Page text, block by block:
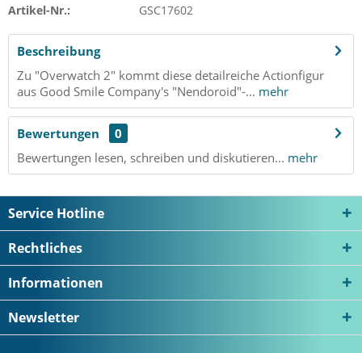
Artikel-Nr.: GSC17602
Beschreibung
Zu "Overwatch 2" kommt diese detailreiche Actionfigur
aus Good Smile Company's "Nendoroid"-... mehr
Bewertungen
0
Bewertungen lesen, schreiben und diskutieren... mehr
Service Hotline
Rechtliches
Informationen
Newsletter